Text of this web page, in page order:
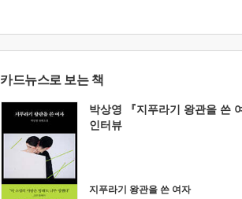
카드뉴스로 보는 책
박상영 『지푸라기 왕관을 쓴
인터뷰
지푸라기 왕관을 쓴 여자